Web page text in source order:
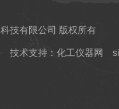
技有限公司 版权所有
技术支持：化工仪器网